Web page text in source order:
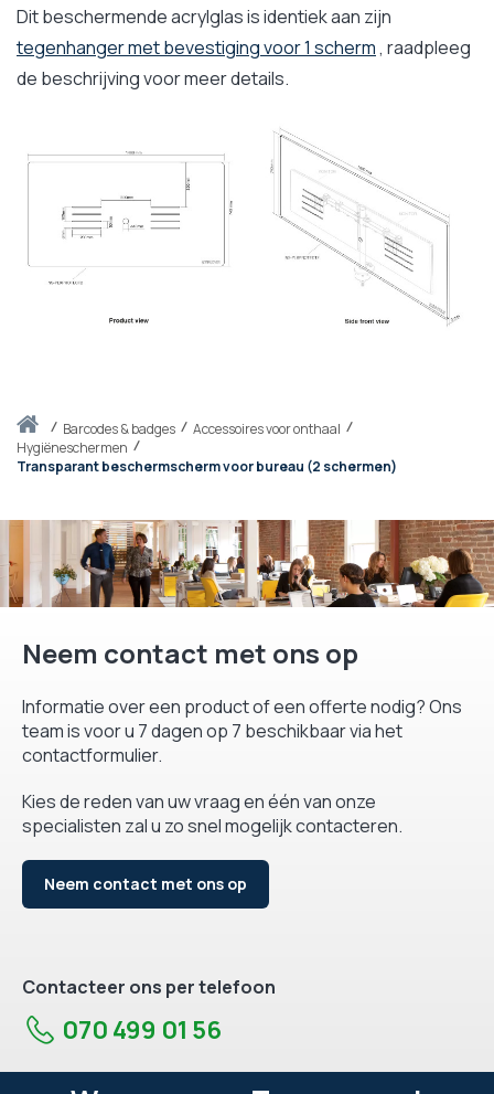
Thuisbarcodes & badges
Accessoires voor onthaal
Hygiëneschermen
Transparant beschermscherm voor bureau (2 schermen)
Dit beschermende acrylglas is identiek aan zijn
tegenhanger met bevestiging voor 1 scherm, raadpleeg
de beschrijving voor meer details.
Neem contact met ons op
Informatie over een product of een offerte nodig? Ons
team is voor u 7 dagen op 7 beschikbaar via het
contactformulier.
Kies de reden van uw vraag en één van onze
specialisten zal u zo snel mogelijk contacteren.
Neem contact met ons op
Contacteer ons per telefoon
070 499 01 56